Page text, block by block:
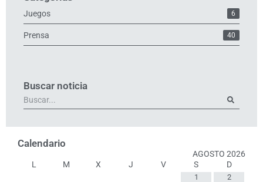
Juegos 6
Prensa 40
Buscar noticia
Calendario
AGOSTO 2026
L
M X J V S D
1
2